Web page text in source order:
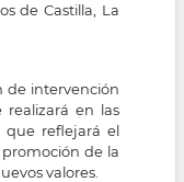
de Castilla, La
de intervención
realizará en las
que reflejará el
de la
valores.